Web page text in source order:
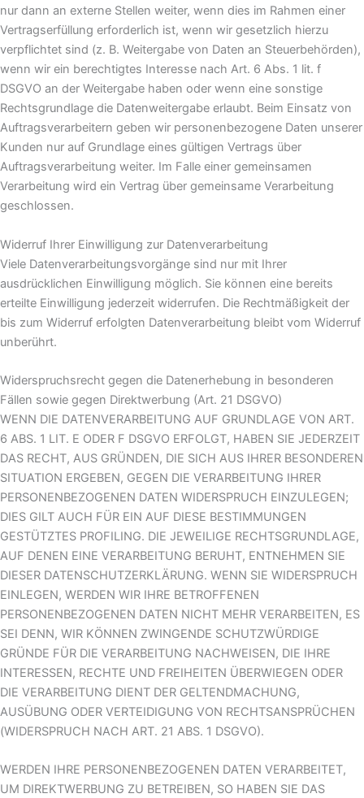
nur dann an externe Stellen weiter, wenn dies im Rahmen einer
Vertragserfüllung erforderlich ist, wenn wir gesetzlich hierzu
verpflichtet sind (z. B. Weitergabe von Daten an Steuerbehörden),
wenn wir ein berechtigtes Interesse nach Art. 6 Abs. 1 lit. f
DSGVO an der Weitergabe haben oder wenn eine sonstige
Rechtsgrundlage die Datenweitergabe erlaubt. Beim Einsatz von
Auftragsverarbeitern geben wir personenbezogene Daten unserer
Kunden nur auf Grundlage eines gültigen Vertrags über
Auftragsverarbeitung weiter. Im Falle einer gemeinsamen
Verarbeitung wird ein Vertrag über gemeinsame Verarbeitung
geschlossen.
Widerruf Ihrer Einwilligung zur Datenverarbeitung
Viele Datenverarbeitungsvorgänge sind nur mit Ihrer
ausdrücklichen Einwilligung möglich. Sie können eine bereits
erteilte Einwilligung jederzeit widerrufen. Die Rechtmäßigkeit der
bis zum Widerruf erfolgten Datenverarbeitung bleibt vom Widerruf
unberührt.
Widerspruchsrecht gegen die Datenerhebung in besonderen
Fällen sowie gegen Direktwerbung (Art. 21 DSGVO)
WENN DIE DATENVERARBEITUNG AUF GRUNDLAGE VON ART.
6 ABS. 1 LIT. E ODER F DSGVO ERFOLGT, HABEN SIE JEDERZEIT
DAS RECHT, AUS GRÜNDEN, DIE SICH AUS IHRER BESONDEREN
SITUATION ERGEBEN, GEGEN DIE VERARBEITUNG IHRER
PERSONENBEZOGENEN DATEN WIDERSPRUCH EINZULEGEN;
DIES GILT AUCH FÜR EIN AUF DIESE BESTIMMUNGEN
GESTÜTZTES PROFILING. DIE JEWEILIGE RECHTSGRUNDLAGE,
AUF DENEN EINE VERARBEITUNG BERUHT, ENTNEHMEN SIE
DIESER DATENSCHUTZERKLÄRUNG. WENN SIE WIDERSPRUCH
EINLEGEN, WERDEN WIR IHRE BETROFFENEN
PERSONENBEZOGENEN DATEN NICHT MEHR VERARBEITEN, ES
SEI DENN, WIR KÖNNEN ZWINGENDE SCHUTZWÜRDIGE
GRÜNDE FÜR DIE VERARBEITUNG NACHWEISEN, DIE IHRE
INTERESSEN, RECHTE UND FREIHEITEN ÜBERWIEGEN ODER
DIE VERARBEITUNG DIENT DER GELTENDMACHUNG,
AUSÜBUNG ODER VERTEIDIGUNG VON RECHTSANSPRÜCHEN
(WIDERSPRUCH NACH ART. 21 ABS. 1 DSGVO).
WERDEN IHRE PERSONENBEZOGENEN DATEN VERARBEITET,
UM DIREKTWERBUNG ZU BETREIBEN, SO HABEN SIE DAS